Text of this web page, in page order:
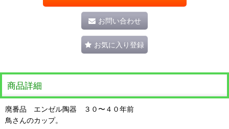
お問い合わせ
お気に入り登録
商品詳細
廃番品 エンゼル陶器 ３０〜４０年前
鳥さんのカップ。